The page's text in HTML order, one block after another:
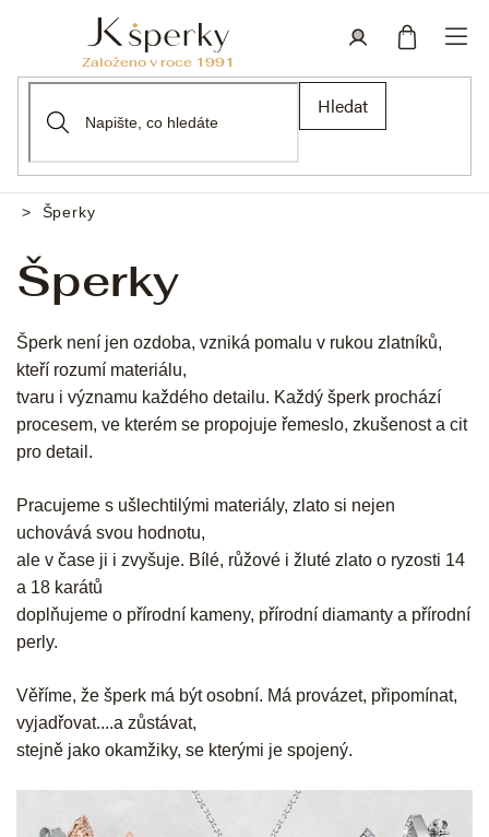
Hledat
Domů
Šperky
Šperky
Šperk není jen ozdoba, vzniká pomalu v rukou zlatníků,
kteří rozumí materiálu,
tvaru i významu každého detailu. Každý šperk prochází
procesem, ve kterém se propojuje řemeslo, zkušenost a cit
pro detail.
Pracujeme s ušlechtilými materiály, zlato si nejen
uchovává svou hodnotu,
ale v čase ji i zvyšuje. Bílé, růžové i žluté zlato o ryzosti 14
a 18 karátů
doplňujeme o přírodní kameny, přírodní diamanty a přírodní
perly.
Věříme, že šperk má být osobní. Má provázet, připomínat,
vyjadřovat....a zůstávat,
stejně jako okamžiky, se kterými je spojený.